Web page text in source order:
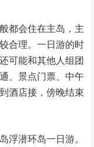
都会住在主岛，主
合理。一日游的时
可能和其他人组团
、景点门票、中午
酒店接，傍晚结束
浮潜环岛一日游。